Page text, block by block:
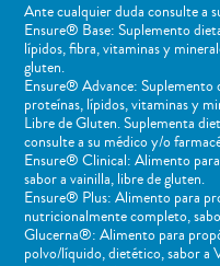
Ante cualquier duda consulte a
Ensure® Base: Suplemento
lípidos, fibra, vitaminas y
gluten.
Ensure® Advance: Suplemento
proteínas, lípidos, vitaminas y
Libre de Gluten. Suplementa
consulte a su médico y/o
Ensure® Clinical: Alimento
sabor a vainilla, libre de gluten.
Ensure® Plus: Alimento para
nutricionalmente completo,
Glucerna®: Alimento para
polvo/líquido, dietético, sabor a